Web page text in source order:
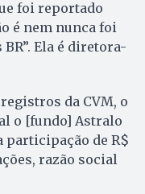
foi reportado
é nem nunca foi
Ela é diretora-
da CVM, o
o [fundo] Astralo
participação de R$
razão social